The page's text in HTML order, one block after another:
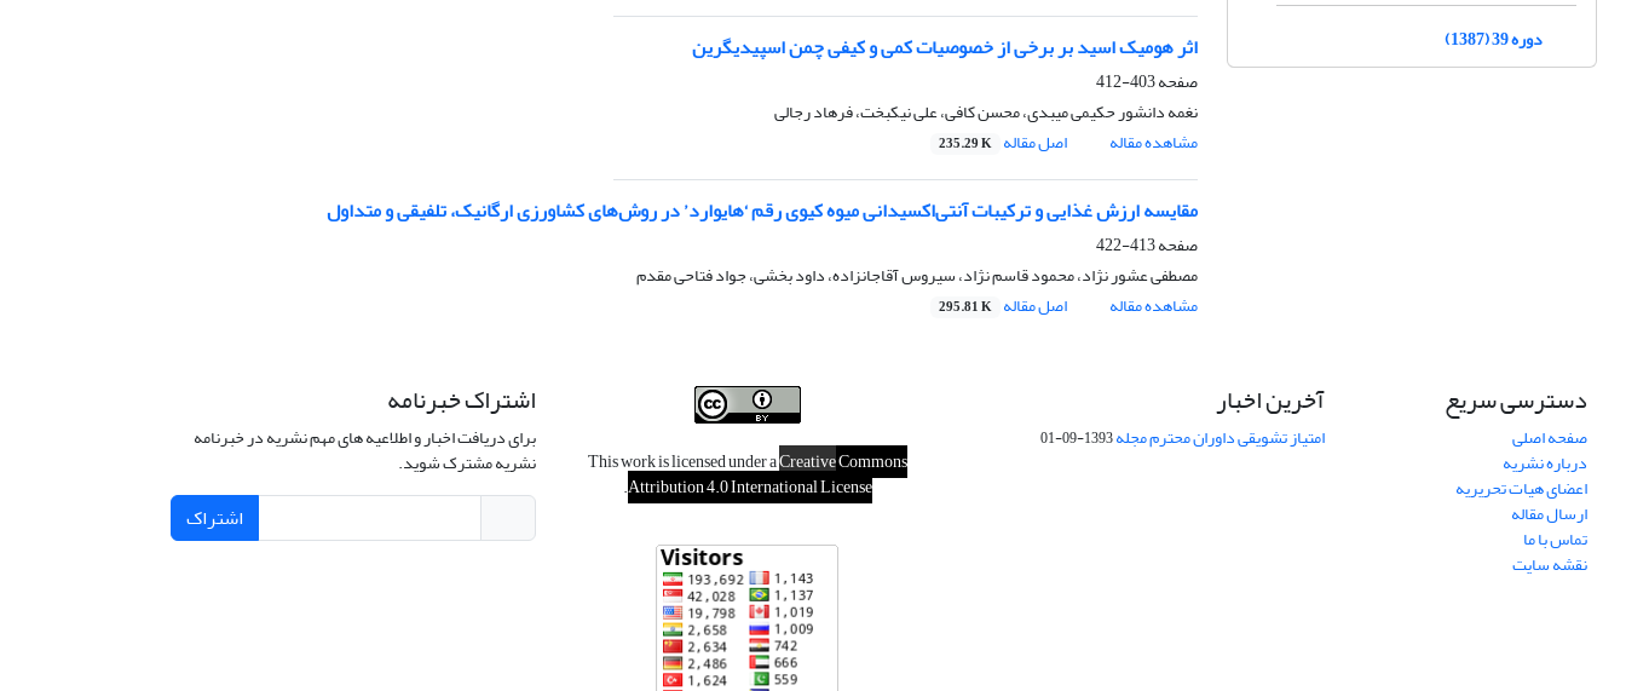
اثر هومیک اسید بر برخی از خصوصیات کمی و کیفی چمن اسپیدیگرین
صفحه403-412
نغمه دانشور حکیمی میبدی، محسن کافی، علی نیکبخت، فرهاد رجالی
مشاهده مقاله
اصل مقاله 235.29 K
مقایسه ارزش غذایی و ترکیبات آنتی‌اکسیدانی میوه کیوی رقم ‘هایوارد’ در روش‌های کشاورزی ارگانیک، تلفیقی و متداول
صفحه413-422
مصطفی عشور نژاد، محمود قاسم نژاد، سیروس آقاجانزاده، داود بخشی، جواد فتاحی مقدم
مشاهده مقاله
اصل مقاله 295.81 K
دوره 39 (1387)
دسترسی سریع
صفحه اصلی
درباره نشریه
اعضای هیات تحریریه
ارسال مقاله
تماس با ما
نقشه سایت
آخرین اخبار
امتیاز تشویقی داوران محترم مجله1393-09-01
This work is licensed under aCreativeCommons
Attribution 4.0 International License
.
اشتراک خبرنامه
برای دریافت اخبار و اطلاعیه های مهم نشریه در خبرنامه
نشریه مشترک شوید.
اشتراک